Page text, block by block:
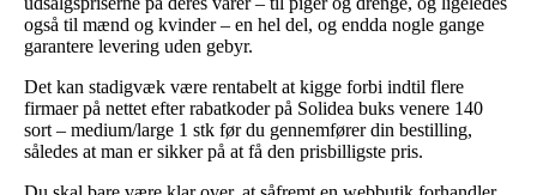
også til mænd og kvinder – en hel del, og endda nogle gange
garantere levering uden gebyr.
Det kan stadigvæk være rentabelt at kigge forbi indtil flere
firmaer på nettet efter rabatkoder på Solidea buks venere 140
sort – medium/large 1 stk før du gennemfører din bestilling,
således at man er sikker på at få den prisbilligste pris.